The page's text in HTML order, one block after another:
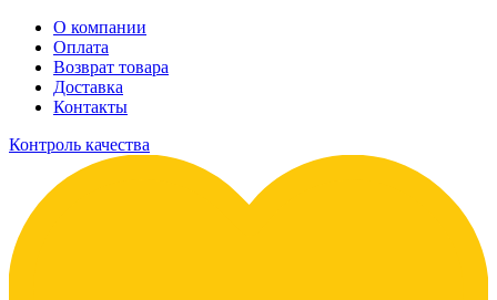
О компании
Оплата
Возврат товара
Доставка
Контакты
Контроль качества